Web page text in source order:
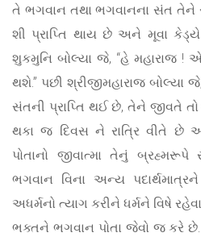
તે ભગવાન તથા ભગવાનના સંત તેને
શી પ્રાપ્તિ થાય છે અને મૂવા કેડ્યે
શુકમુનિ બોલ્યા જે, “હે મહારાજ !
થશે.” પછી શ્રીજીમહારાજ
સંતની પ્રાપ્તિ થઈ છે, તેને જીવતે તો
થકા જ દિવસ ને રાત્રિ વીતે
પોતાનો જીવાત્મા તેનું
ભગવાન વિના અન્ય
અધર્મનો ત્યાગ કરીને ધર્મને વિષે
ભક્તને ભગવાન પોતા જેવો જ કરે